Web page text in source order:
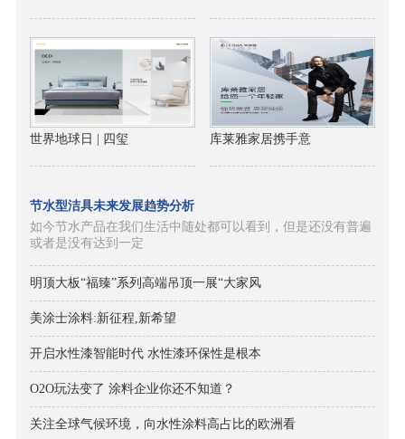
世界地球日 | 四玺 库莱雅家居携手意
节水型洁具未来发展趋势分析
如今节水产品在我们生活中随处都可以看到，但是还没有普遍
或者是没有达到一定
明顶大板“福臻”系列高端吊顶一展“大家风
美涂士涂料:新征程,新希望
开启水性漆智能时代 水性漆环保性是根本
O2O玩法变了 涂料企业你还不知道？
关注全球气候环境，向水性涂料高占比的欧洲看